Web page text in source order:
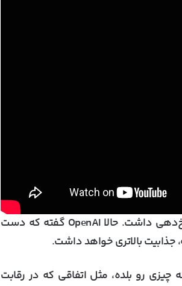
به جز این طبق تجربه خود ما، ChatGPT خلاقیت خیلی بالایی در پاسخ‌دهی داشت. حالا OpenAI گفته که دست
رو بلده، مثل اتفاقی که در رقابت